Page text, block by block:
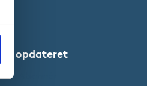
Bliv opdateret